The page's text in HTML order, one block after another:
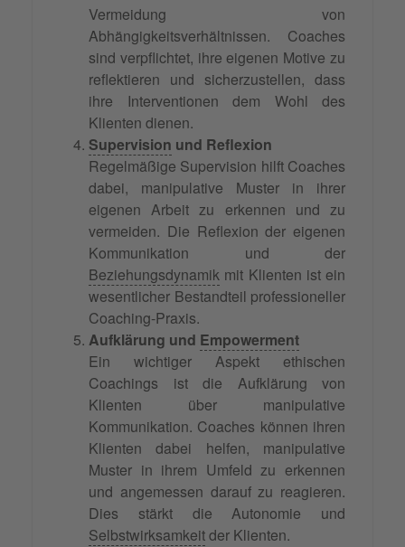
Vermeidung von
Abhängigkeitsverhältnissen. Coaches
sind verpflichtet, ihre eigenen Motive zu
reflektieren und sicherzustellen, dass
ihre Interventionen dem Wohl des
Klienten dienen.
Supervision und Reflexion
Regelmäßige Supervision hilft Coaches
dabei, manipulative Muster in ihrer
eigenen Arbeit zu erkennen und zu
vermeiden. Die Reflexion der eigenen
Kommunikation und der
Beziehungsdynamik mit Klienten ist ein
wesentlicher Bestandteil professioneller
Coaching-Praxis.
Aufklärung und Empowerment
Ein wichtiger Aspekt ethischen
Coachings ist die Aufklärung von
Klienten über manipulative
Kommunikation. Coaches können ihren
Klienten dabei helfen, manipulative
Muster in ihrem Umfeld zu erkennen
und angemessen darauf zu reagieren.
Dies stärkt die Autonomie und
Selbstwirksamkeitder Klienten.